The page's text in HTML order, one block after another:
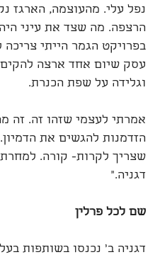
נפל עלי. מהעוצמה, הארגז
הרצפה. מה שצד את עיני
בפרויקט הגמר הייתי
עסק שיום אחד ארצה
וגלידה על שפת הכנרת.
אמרתי לעצמי שזהו זה. זה
הזדמנות להגשים את
שצריך לקרות- קורה.
דגניה."
שם לכל פרלין
דגניה ב' נכנסו בשותפות